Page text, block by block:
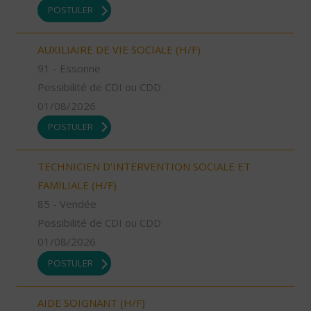
POSTULER
AUXILIAIRE DE VIE SOCIALE (H/F)
91 - Essonne
Possibilité de CDI ou CDD
01/08/2026
POSTULER
TECHNICIEN D’INTERVENTION SOCIALE ET
FAMILIALE (H/F)
85 - Vendée
Possibilité de CDI ou CDD
01/08/2026
POSTULER
AIDE SOIGNANT (H/F)